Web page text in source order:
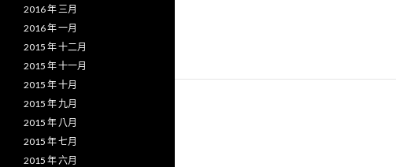
2016 年 三月
2016 年 一月
2015 年 十二月
2015 年 十一月
2015 年 十月
2015 年 九月
2015 年 八月
2015 年 七月
2015 年 六月